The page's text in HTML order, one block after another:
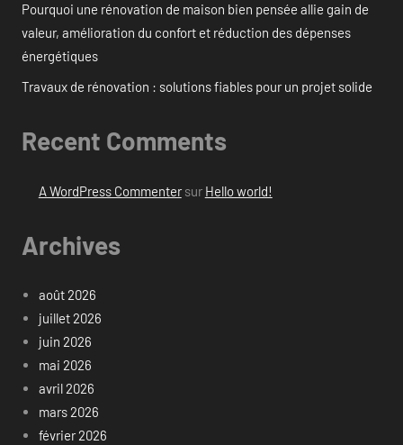
Pourquoi une rénovation de maison bien pensée allie gain de
valeur, amélioration du confort et réduction des dépenses
énergétiques
Travaux de rénovation : solutions fiables pour un projet solide
Recent Comments
A WordPress Commentersur Hello world!
Archives
août 2026
juillet 2026
juin 2026
mai 2026
avril 2026
mars 2026
février 2026